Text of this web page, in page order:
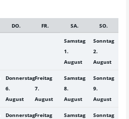
DO. FR. SA. SO.
Samstag
1.
August
Sonntag
2.
August
Donnerstag
6.
August
Freitag
7.
August
Samstag
8.
August
Sonntag
9.
August
DonnerstagFreitag
Samstag
Sonntag